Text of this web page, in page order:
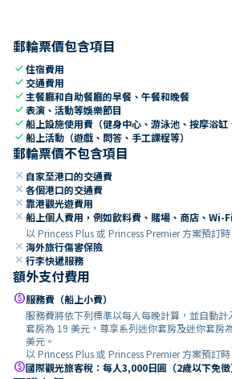
郵輪票價包含項目
check住宿費用
check 交通費用
check 主餐廳和自助餐廳的早餐、午餐和晚餐
check表演、活動等娛樂節目
check船上設施使用費（健身中心、游泳池、按摩浴缸
check船上活動（遊戲、問答、手工課程等）
郵輪票價不包含項目
close 自家至港口的交通費
close 各個港口的交通費
close 靠港觀光遊費用
close 船上個人費用，例如飲料費、賭場、商店、Wi-
以 Princess Plus 或 Princess Premier 方案預訂
close 海外旅行傷害保險
close 行李快遞服務
額外支付費用
paid服務費（船上小費）
服務費將依下列標準以每人每晚計算，並自動計
套房為 19 美元，尊享系列迷你套房及迷你套房
美元。
以 Princess Plus 或 Princess Premier 方案預訂
paid國際觀光旅客稅：每人3,000日圓（2歲以下免